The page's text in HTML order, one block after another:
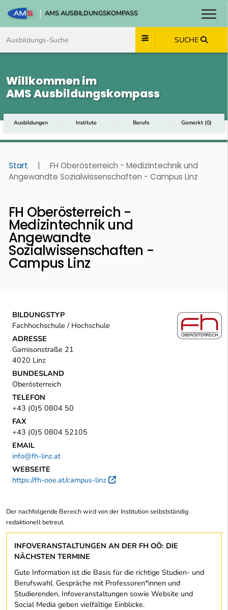
AMS AUSBILDUNGSKOMPASS
SUCHE
Willkommen im
AMS Ausbildungskompass
Ausbildungen Institute Berufe Gemerkt (0)
Start |
FH Oberösterreich - Medizintechnik und
Angewandte Sozialwissenschaften - Campus Linz
FH Oberösterreich -
Medizintechnik und
Angewandte
Sozialwissenschaften -
Campus Linz
BILDUNGSTYP
Fachhochschule / Hochschule
ADRESSE
Garnisonstraße 21
4020 Linz
BUNDESLAND
Oberösterreich
TELEFON
+43 (0)5 0804 50
FAX
+43 (0)5 0804 52105
EMAIL
info@fh-linz.at
WEBSEITE
https://fh-ooe.at/campus-linz
Externer Link
Der nachfolgende Bereich wird von der Institution selbstständig
redaktionell betreut.
INFOVERANSTALTUNGEN AN DER FH OÖ: DIE
NÄCHSTEN TERMINE
Gute Information ist die Basis für die richtige Studien- und
Berufswahl. Gespräche mit Professoren*innen und
Studierenden, Infoveranstaltungen sowie Website und
Social Media geben vielfältige Einblicke.